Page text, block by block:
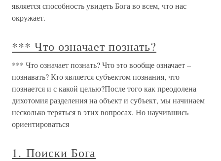
является способность увидеть Бога во всем, что нас
окружает.
*** Что означает познать?
*** Что означает познать? Что это вообще означает –
познавать? Кто является субъектом познания, что
познается и с какой целью?После того как преодолена
дихотомия разделения на объект и субъект, мы начинаем
несколько теряться в этих вопросах. Но научившись
ориентироваться
1. Поиски Бога